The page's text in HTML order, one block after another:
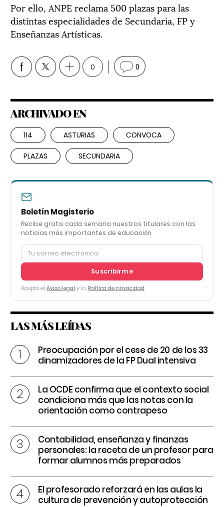
Por ello, ANPE reclama 500 plazas para las
distintas especialidades de Secundaria, FP y
Enseñanzas Artísticas.
0 0
ARCHIVADO EN
114 ASTURIAS CONVOCA
PLAZAS SECUNDARIA
Boletín Magisterio
Recibe gratis cada semana nuestros titulares con las
noticias más importantes de educación
Suscribirme
Acepto el Aviso legal y la Política de privacidad
LAS MÁS LEÍDAS
Preocupación por el cese de 20 de los 33
dinamizadores de la FP Dual intensiva
La OCDE confirma que el contexto social
condiciona más que las notas con la
orientación como contrapeso
Contabilidad, enseñanza y finanzas
personales: la receta de un profesor para
formar alumnos más preparados
El profesorado reforzará en las aulas la
cultura de prevención y autoprotección